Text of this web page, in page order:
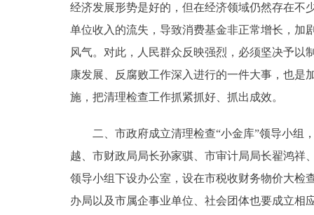
中介服务
政民互动
12345网上接诉即办
参与调查
走进北京
经济发展形势是好的，但在经济领域仍然存在不
单位收入的流失，导致消费基金非正常增长，加
风气。对此，人民群众反映强烈，必须坚决予以
康发展、反腐败工作深入进行的一件大事，也
施，把清理检查工作抓紧抓好、抓出成效。
二、市政府成立清理检查“小金库”领导小组，
越、市财政局局长孙家骐、市审计局局长翟鸿祥
领导小组下设办公室，设在市税收财务物价大检
办局以及市属企事业单位、社会团体也要成立相